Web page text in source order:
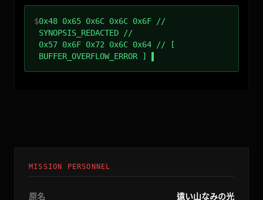
$0x48 0x65 0x6C 0x6C 0x6F //
SYNOPSIS_REDACTED //
0x57 0x6F 0x72 0x6C 0x64 // [
BUFFER_OVERFLOW_ERROR ]
MISSION PERSONNEL
原名 遠い山なみの光